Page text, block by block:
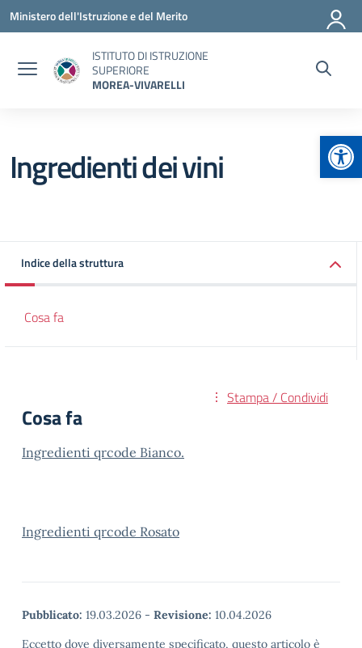
Vai ai contenuti
Vai al menu di navigazione
Vai al footer
Ministero dell'Istruzione e del Merito
ISTITUTO DI ISTRUZIONE
SUPERIORE
MOREA-VIVARELLI
Ingredienti dei vini
Indice della struttura
Cosa fa
Stampa / Condividi
Cosa fa
Ingredienti qrcode Bianco.
Ingredienti qrcode Rosato
Pubblicato: 19.03.2026 - Revisione: 10.04.2026
Eccetto dove diversamente specificato, questo articolo è